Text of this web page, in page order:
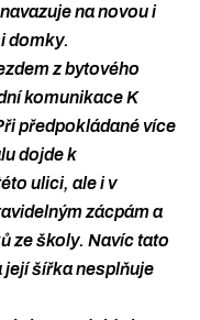
na novou i
domky.
z bytového
komunikace K
předpokládané více
dojde k
ulici, ale i v
zácpám a
ze školy. Navíc tato
její šířka nesplňuje